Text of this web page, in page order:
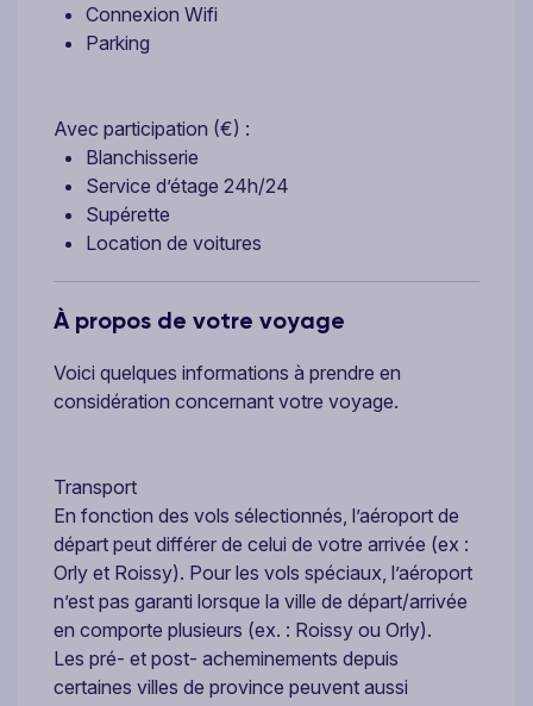
Connexion Wifi
Parking
Avec participation (€) :
Blanchisserie
Service d’étage 24h/24
Supérette
Location de voitures
À propos de votre voyage
Voici quelques informations à prendre en
considération concernant votre voyage.
Transport
En fonction des vols sélectionnés, l’aéroport de
départ peut différer de celui de votre arrivée (ex :
Orly et Roissy). Pour les vols spéciaux, l’aéroport
n’est pas garanti lorsque la ville de départ/arrivée
en comporte plusieurs (ex. : Roissy ou Orly).
Les pré- et post- acheminements depuis
certaines villes de province peuvent aussi